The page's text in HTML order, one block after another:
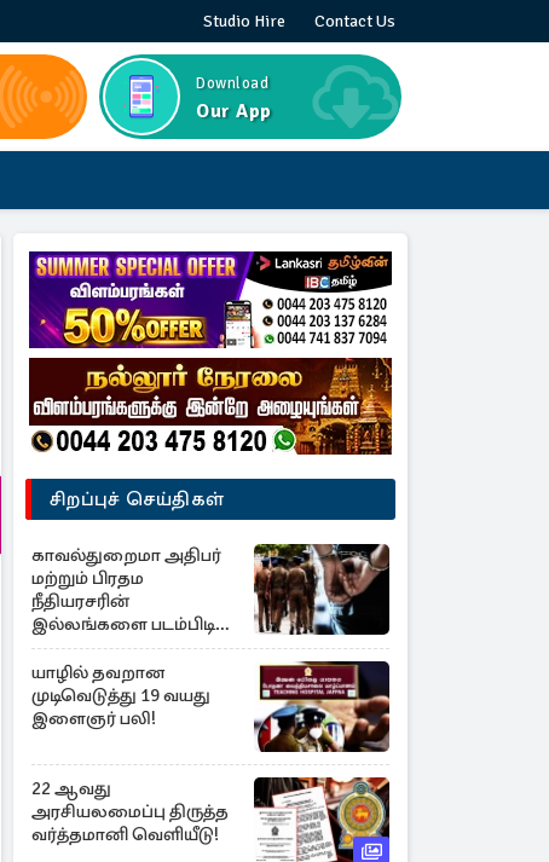
Studio Hire Contact Us
Download
Our App
சிறப்புச் செய்திகள்
காவல்துறைமா அதிபர்
மற்றும் பிரதம
நீதியரசரின்
இல்லங்களை படம்பிடித்த
சந்தேக நபர் கைது!
யாழில் தவறான
முடிவெடுத்து 19 வயது
இளைஞர் பலி!
22 ஆவது
அரசியலமைப்பு திருத்த
வர்த்தமானி வெளியீடு!